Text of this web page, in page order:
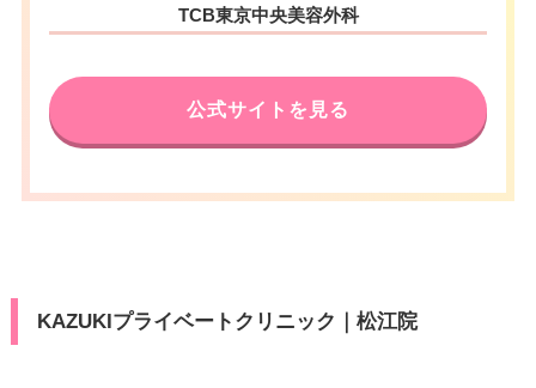
TCB東京中央美容外科
公式サイトを見る
KAZUKIプライベートクリニック｜松江院